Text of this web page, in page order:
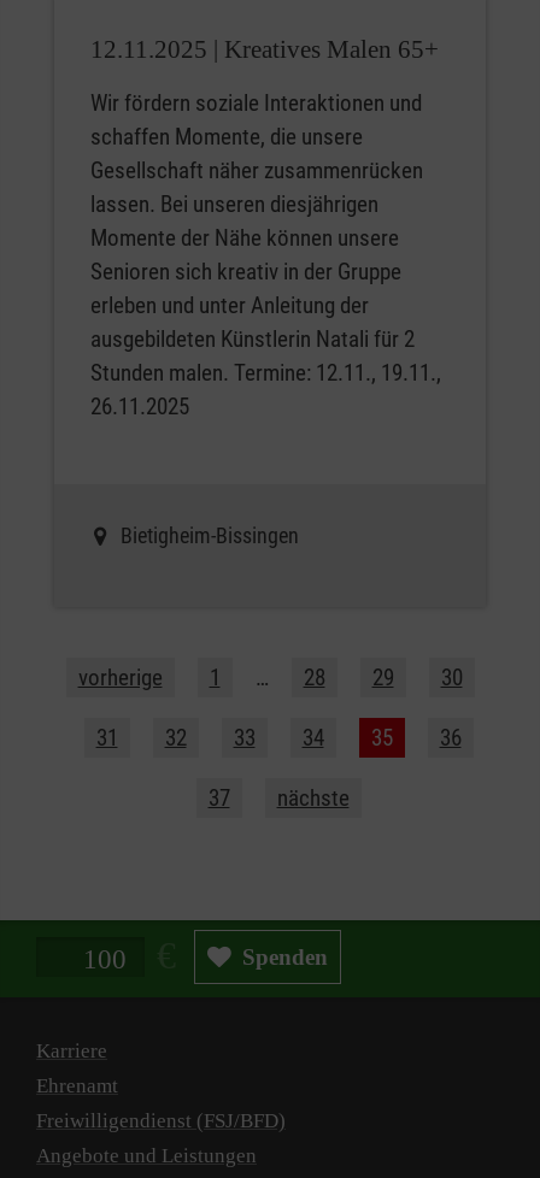
12.11.2025 | Kreatives Malen 65+
Wir fördern soziale Interaktionen und
schaffen Momente, die unsere
Gesellschaft näher zusammenrücken
lassen. Bei unseren diesjährigen
Momente der Nähe können unsere
Senioren sich kreativ in der Gruppe
erleben und unter Anleitung der
ausgebildeten Künstlerin Natali für 2
Stunden malen. Termine: 12.11., 19.11.,
26.11.2025
Bietigheim-Bissingen
vorherige 1 … 28 29 30
31 32 33 34 35 36
37 nächste
Spendenbetrag in Euro Spenden
Karriere
Ehrenamt
Freiwilligendienst (FSJ/BFD)
Angebote und Leistungen